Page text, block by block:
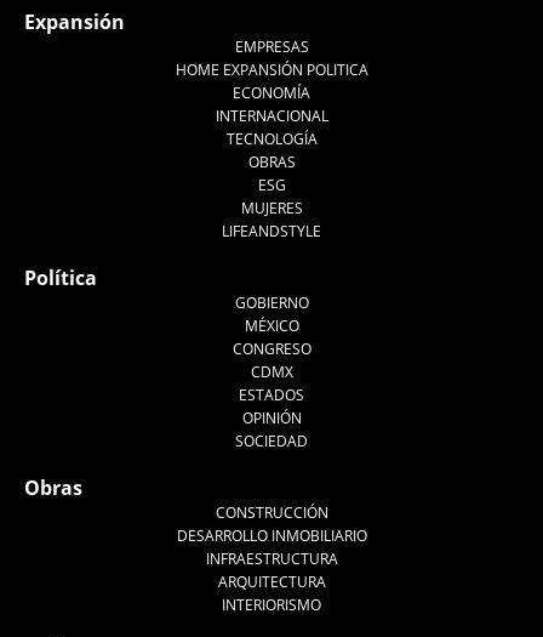
Expansión
EMPRESAS
HOME EXPANSIÓN POLITICA
ECONOMÍA
INTERNACIONAL
TECNOLOGÍA
OBRAS
ESG
MUJERES
LIFEANDSTYLE
Política
GOBIERNO
MÉXICO
CONGRESO
CDMX
ESTADOS
OPINIÓN
SOCIEDAD
Obras
CONSTRUCCIÓN
DESARROLLO INMOBILIARIO
INFRAESTRUCTURA
ARQUITECTURA
INTERIORISMO